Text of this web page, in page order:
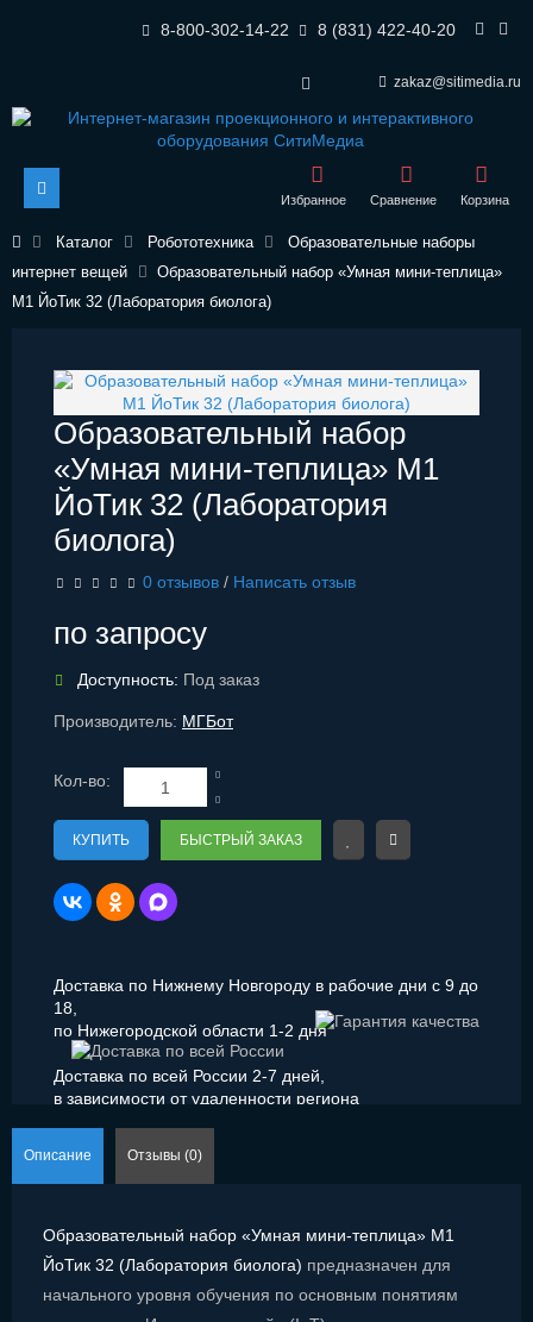
8 (831) 422-40-20
8-800-302-14-22
zakaz@sitimedia.ru
Корзина
Сравнение
Избранное
Каталог Робототехника
Образовательные наборы
интернет вещей
Образовательный набор «Умная мини-теплица»
М1 ЙоТик 32 (Лаборатория биолога)
Образовательный набор
«Умная мини-теплица» М1
ЙоТик 32 (Лаборатория
биолога)
0 отзывов / Написать отзыв
по запросу
Доступность: Под заказ
Производитель: МГБот
Кол-во:
КУПИТЬ БЫСТРЫЙ ЗАКАЗ
Доставка по Нижнему Новгороду в рабочие дни с 9 до
18,
по Нижегородской области 1-2 дня
Доставка по всей России 2-7 дней,
в зависимости от удаленности региона
Описание Отзывы (0)
Образовательный набор «Умная мини-теплица» М1
ЙоТик 32 (Лаборатория биолога) предназначен для
начального уровня обучения по основным понятиям